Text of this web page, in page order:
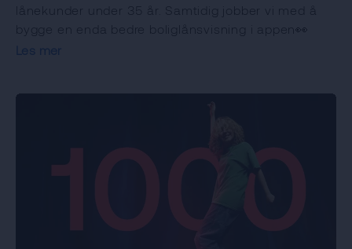
lånekunder under 35 år. Samtidig jobber vi med å
bygge en enda bedre boliglånsvisning i appen👀
Les mer